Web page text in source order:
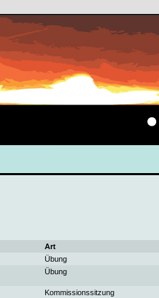
Art
Übung
Übung
Kommissionssitzung